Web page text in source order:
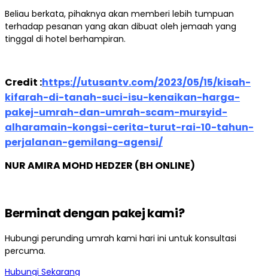
Beliau berkata, pihaknya akan memberi lebih tumpuan
terhadap pesanan yang akan dibuat oleh jemaah yang
tinggal di hotel berhampiran.
Credit :https://utusantv.com/2023/05/15/kisah-
kifarah-di-tanah-suci-isu-kenaikan-harga-
pakej-umrah-dan-umrah-scam-mursyid-
alharamain-kongsi-cerita-turut-rai-10-tahun-
perjalanan-gemilang-agensi/
NUR AMIRA MOHD HEDZER (BH ONLINE)
Berminat dengan pakej kami?
Hubungi perunding umrah kami hari ini untuk konsultasi
percuma.
Hubungi Sekarang